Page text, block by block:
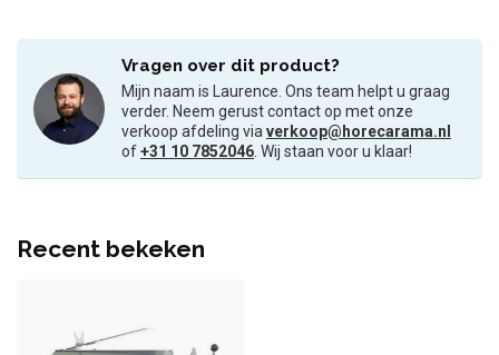
Vragen over dit product?
Mijn naam is Laurence. Ons team helpt u graag
verder. Neem gerust contact op met onze
verkoop afdeling viaverkoop@horecarama.nl
of+31 10 7852046. Wij staan voor u klaar!
Recent bekeken